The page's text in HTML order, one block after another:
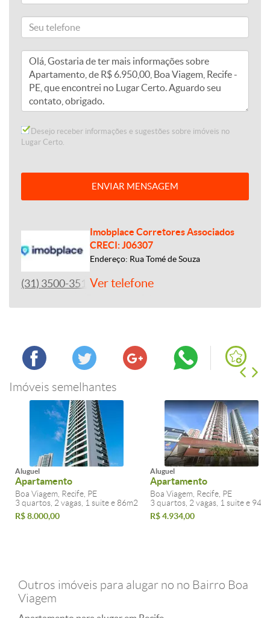
Desejo receber informações e sugestões sobre imóveis no
Lugar Certo.
ENVIAR MENSAGEM
Imobplace Corretores Associados
CRECI: J06307
Endereço: Rua Tomé de Souza
(31) 3500-3513Ver telefone
Imóveis semelhantes
Aluguel
Apartamento
Boa Viagem, Recife, PE
3 quartos, 2 vagas, 1 suite e 86m2
R$ 8.000,00
Aluguel
Apartamento
Boa Viagem, Recife, PE
3 quartos, 2 vagas, 1 suite e
R$ 4.934,00
Outros imóveis para alugar no no Bairro Boa
Viagem